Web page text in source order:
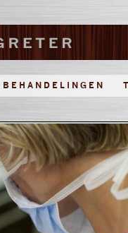
BEHANDELINGEN